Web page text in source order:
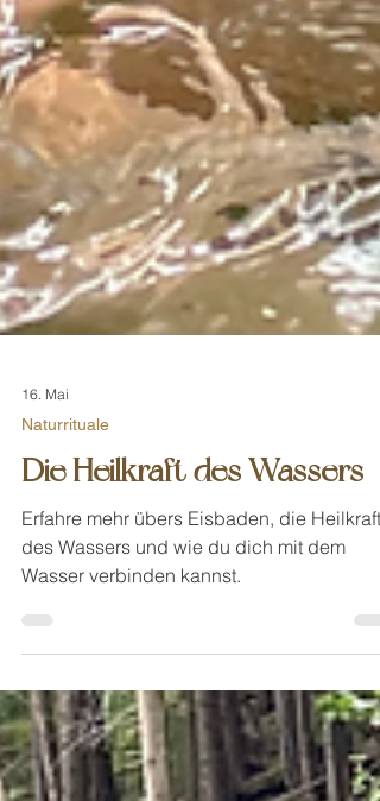
16. Mai
Naturrituale
Die Heilkraft des Wassers
Erfahre mehr übers Eisbaden, die Heilkraft
des Wassers und wie du dich mit dem
Wasser verbinden kannst.